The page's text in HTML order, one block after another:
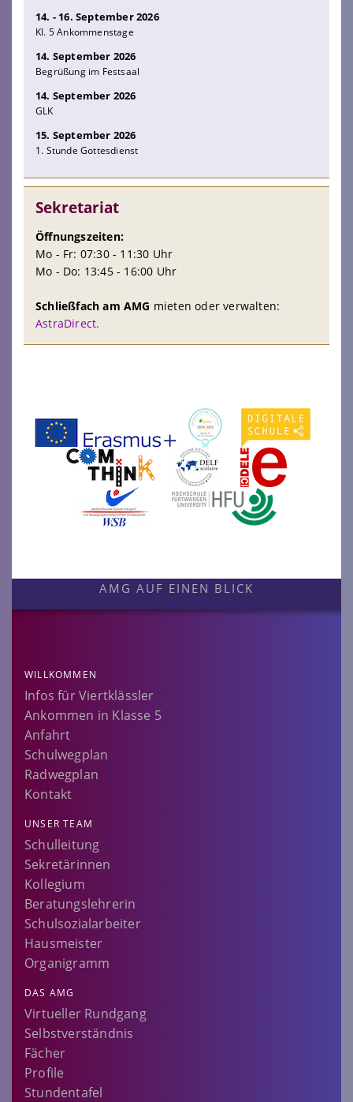
14. - 16. September 2026
Kl. 5 Ankommenstage
14. September 2026
Begrüßung im Festsaal
14. September 2026
GLK
15. September 2026
1. Stunde Gottesdienst
Sekretariat
Öffnungszeiten:
Mo - Fr: 07:30 - 11:30 Uhr
Mo - Do: 13:45 - 16:00 Uhr
Schließfach am AMG mieten oder verwalten:
AstraDirect.
AMG AUF EINEN BLICK
WILLKOMMEN
Infos für Viertklässler
Ankommen in Klasse 5
Anfahrt
Schulwegplan
Radwegplan
Kontakt
UNSER TEAM
Schulleitung
Sekretärinnen
Kollegium
Beratungslehrerin
Schulsozialarbeiter
Hausmeister
Organigramm
DAS AMG
Virtueller Rundgang
Selbstverständnis
Fächer
Profile
Stundentafel